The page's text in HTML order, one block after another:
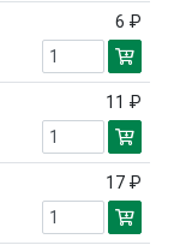
6 ₽
11 ₽
17 ₽